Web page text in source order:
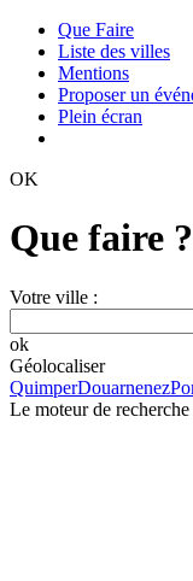
Que Faire
Liste des villes
Mentions
Proposer un
Plein écran
OK
Que faire ?
Votre ville :
ok
Géolocaliser
QuimperDouarnenez
Le moteur de